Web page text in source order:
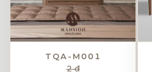
TQA-M001
2 đ